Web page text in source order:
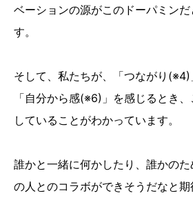
ベーションの源がこのドーパミン
す。
そして、私たちが、「つながり(※4)
「自分から感(※6)」を感じるとき
していることがわかっています。
誰かと一緒に何かしたり、誰かの
の人とのコラボができそうだなと